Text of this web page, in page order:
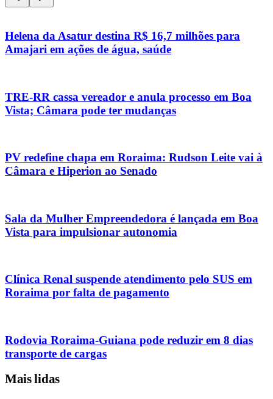
Helena da Asatur destina R$ 16,7 milhões para
Amajari em ações de água, saúde
TRE-RR cassa vereador e anula processo em Boa
Vista; Câmara pode ter mudanças
PV redefine chapa em Roraima: Rudson Leite vai à
Câmara e Hiperion ao Senado
Sala da Mulher Empreendedora é lançada em Boa
Vista para impulsionar autonomia
Clínica Renal suspende atendimento pelo SUS em
Roraima por falta de pagamento
Rodovia Roraima-Guiana pode reduzir em 8 dias
transporte de cargas
Mais lidas